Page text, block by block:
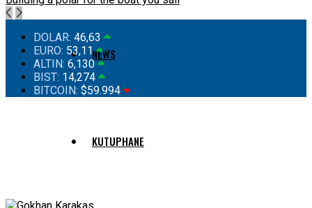
NEWS
KUTUPHANE
DOLAR: 46,63
EURO: 53,11
ALTIN: 6,130
BIST: 14,274
BITCOIN: $59.994